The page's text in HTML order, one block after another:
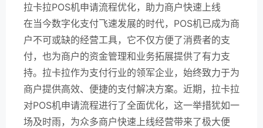
拉卡拉POS机申请流程优化，助力商户快速上线
在当今数字化支付飞速发展的时代，POS机已成为商
户不可或缺的经营工具，它不仅方便了消费者的支
付，也为商户的资金管理和业务拓展提供了有力支
持。拉卡拉作为支付行业的领军企业，始终致力于为
商户提供高效、便捷的支付解决方案。近期，拉卡拉
对POS机申请流程进行了全面优化，这一举措犹如一
场及时雨，为众多商户快速上线经营带来了极大便